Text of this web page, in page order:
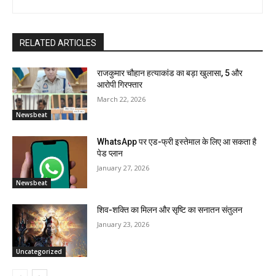
RELATED ARTICLES
Newsbeat
राजकुमार चौहान हत्याकांड का बड़ा खुलासा, 5 और
आरोपी गिरफ्तार
March 22, 2026
Newsbeat
WhatsApp पर एड-फ्री इस्तेमाल के लिए आ सकता है
पेड प्लान
January 27, 2026
Uncategorized
शिव-शक्ति का मिलन और सृष्टि का सनातन संतुलन
January 23, 2026